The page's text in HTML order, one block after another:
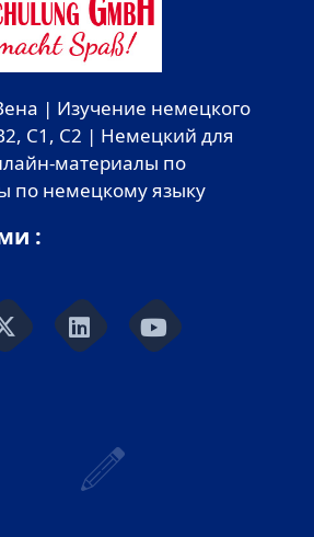
| Изучение немецкого
C1, C2 | Немецкий для
материалы по
по немецкому языку
: